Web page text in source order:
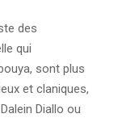
des
qui
sont plus
et claniques,
Diallo ou